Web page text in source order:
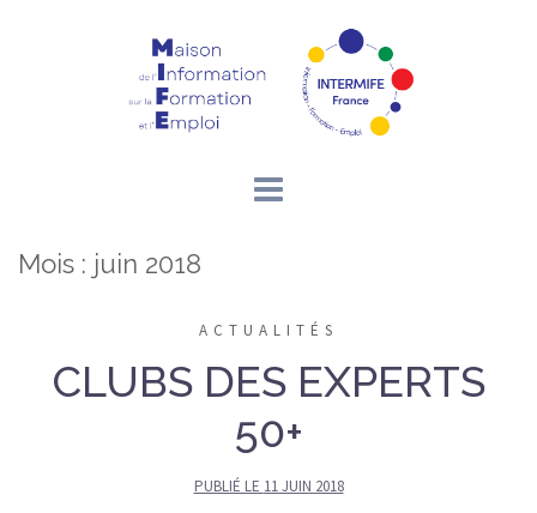
Mois : juin 2018
ACTUALITÉS
CLUBS DES EXPERTS
50+
PUBLIÉ LE 11 JUIN 2018